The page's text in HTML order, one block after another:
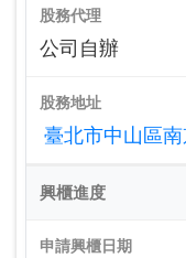
股務代理
公司自辦
股務地址
臺北市中山區
興櫃進度
申請興櫃日期